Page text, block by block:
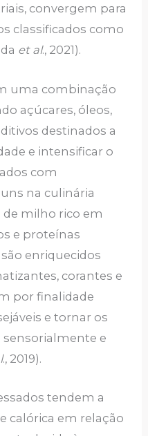
convergem para
classificados como
et al., 2021).
uma combinação
açúcares, óleos,
destinados a
e intensificar o
com
na culinária
milho rico em
e proteínas
enriquecidos
corantes e
por finalidade
e tornar os
e
., 2019).
tendem a
calórica em relação